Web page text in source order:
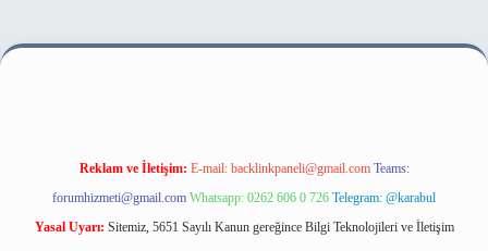
bahis sitesi
Reklam ve İletişim: E-mail: backlinkpaneli@gmail.com Teams:
forumhizmeti@gmail.com Whatsapp: 0262 606 0 726 Telegram: @karabul
Yasal Uyarı: Sitemiz, 5651 Sayılı Kanun gereğince Bilgi Teknolojileri ve İletişim